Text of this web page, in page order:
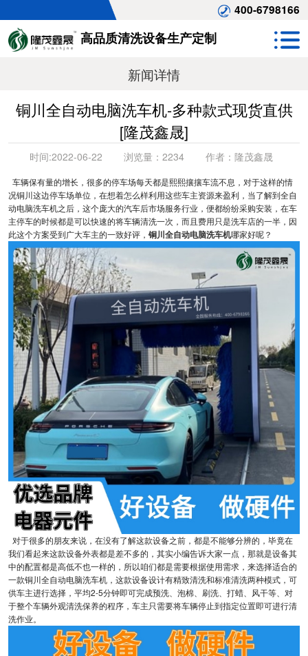
400-6798166
高品质清洗设备生产定制
新闻详情
铜川全自动电脑洗车机-多种款式现货直供
[隆茂鑫晟]
时间:2022-06-22 浏览量： 2234 作者： 隆茂鑫晟
车辆保有量的增长，很多的停车场每天都是熙熙攘攘车流不息，对于这样的情
况铜川这边停车场单位，在想着怎么样利用这些车主资源来盈利，当了解到全自
动电脑洗车机之后，这个庞大的汽车后市场服务行业，便都纷纷采购安装，在车
主停车的时候都是可以快速的将车辆清洗一次，而且费用只是洗车店的一半，因
此这个方案受到广大车主的一致好评， 铜川全自动电脑洗车机哪家好呢？
对于很多的朋友来说，在没有了解这款设备之前，都是不能够分辨的，毕竟在
我们看起来这款设备外表都是差不多的，其实小编告诉大家一点，那就是设备其
中的配置都是高低不也一样的，所以咱们都是需要根据使用需求，来选择适合的
一款铜川全自动电脑洗车机，这款设备设计有精致清洗和标准清洗两种模式，可
供车主进行选择，平均2-5分钟即可完成预洗、泡棉、刷洗、打蜡、风干等、对
于整个车辆外观清洗保养的程序，车主只需要将车辆停止到指定位置即可进行清
洗作业。